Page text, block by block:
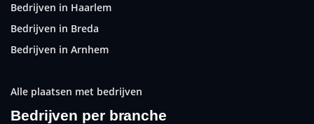
Bedrijven in Haarlem
Bedrijven in Breda
Bedrijven in Arnhem
Alle plaatsen met bedrijven
Bedrijven per branche